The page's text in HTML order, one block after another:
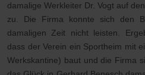
damalige Werkleiter Dr. Vogt auf
zu. Die Firma konnte sich den
damaligen Zeit nicht leisten.
dass der Verein ein Sportheim mit
Werkskantine) baut und die Firma